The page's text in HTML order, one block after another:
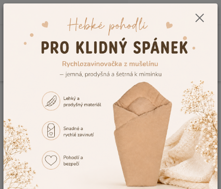
0,00 Kč
Kojenecké potřeby Koupání miminka
Dětské osušky s kapucí
Osuška pro miminko, Dětský svět, krémová s ouškama
Osuška pro miminko, Dětský svět,
krémová s ouškama
Akce